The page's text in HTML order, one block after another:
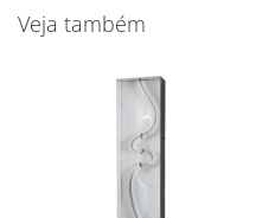
Veja também